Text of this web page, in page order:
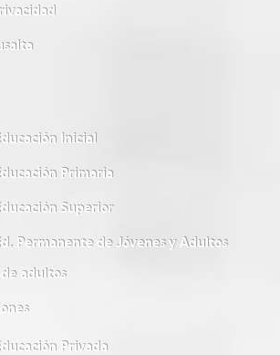
Inicial
Primaria
Superior
Permanente de Jóvenes y Adultos
de adultos
Privada